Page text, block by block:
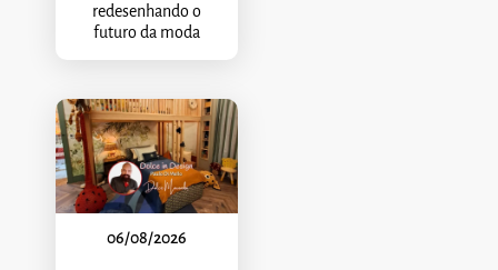
redesenhando o
futuro da moda
06/08/2026